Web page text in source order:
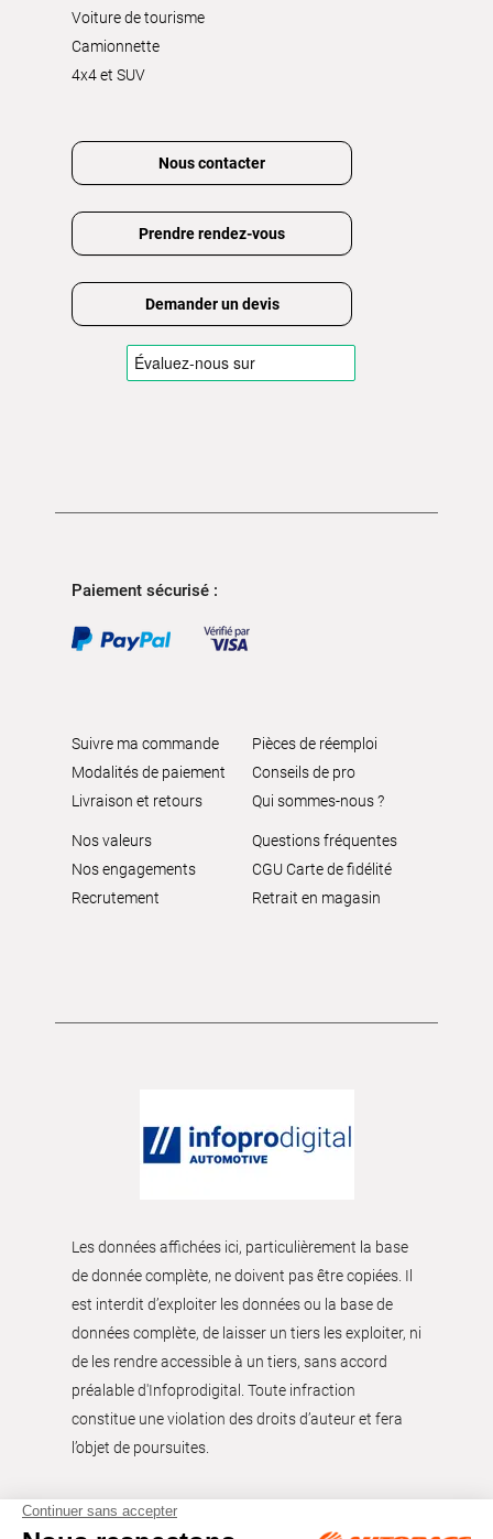
Voiture de tourisme
Camionnette
4x4 et SUV
Nous contacter
Prendre rendez-vous
Demander un devis
Paiement sécurisé :
Suivre ma commande
Modalités de paiement
Livraison et retours
Pièces de réemploi
Conseils de pro
Qui sommes-nous ?
Nos valeurs
Nos engagements
Recrutement
Questions fréquentes
CGU Carte de fidélité
Retrait en magasin
Les données affichées ici, particulièrement la base
de donnée complète, ne doivent pas être copiées. Il
est interdit d’exploiter les données ou la base de
données complète, de laisser un tiers les exploiter, ni
de les rendre accessible à un tiers, sans accord
préalable d'Infoprodigital. Toute infraction
constitue une violation des droits d’auteur et fera
l’objet de poursuites.